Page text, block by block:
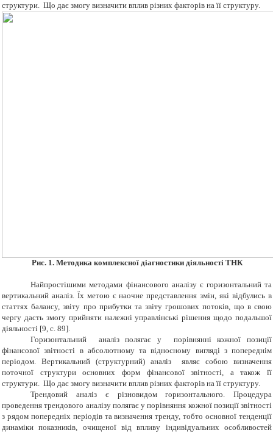
структури. Що дає змогу визначити вплив різних факторів на її структуру.
Рис. 1. Методика комплексної діагностики діяльності ТНК
Найпростішими методами фінансового аналізу є горизонтальний та
вертикальний аналіз. Їх метою є наочне представлення змін, які відбулись в
статтях балансу, звіту про прибутки та звіту грошових потоків, що в свою
чергу дасть змогу прийняти належні управлінські рішення щодо подальшої
діяльності [9, c. 89].
Горизонтальний аналіз полягає у порівнянні кожної позиції
фінансової звітності в абсолютному та відносному вигляді з попереднім
періодом. Вертикальний (структурний) аналізявляє собоювизначення
поточної структури основних форм фінансової звітності, а також її
структури. Що дає змогу визначити вплив різних факторів на її структуру.
Трендовий аналіз є різновидом горизонтального. Процедура
проведення трендового аналізу полягає у порівняння кожної позиції звітності
з рядом попередніх періодів та визначення тренду, тобто основної тенденції
динаміки показників, очищеної від впливу індивідуальних особливостей